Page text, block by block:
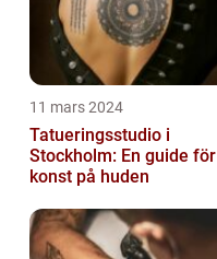
11 mars 2024
Tatueringsstudio i
Stockholm: En guide för
konst på huden